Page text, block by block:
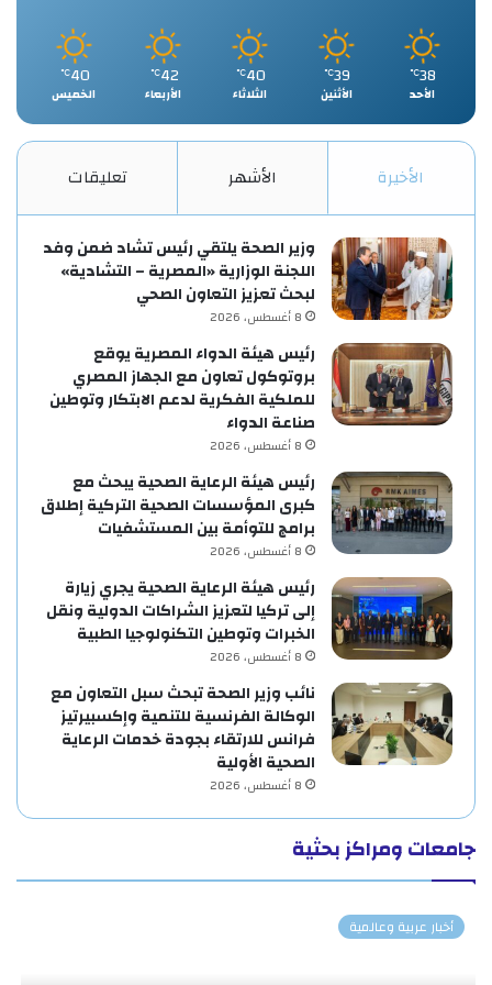
38
℃
الأحد
39
℃
الأثنين
40
℃
الثلاثاء
42
℃
الأربعاء
40
℃
الخميس
الأخيرة الأشهر تعليقات
وزير الصحة يلتقي رئيس تشاد ضمن وفد
اللجنة الوزارية «المصرية – التشادية»
لبحث تعزيز التعاون الصحي
8 أغسطس، 2026
رئيس هيئة الدواء المصرية يوقع
بروتوكول تعاون مع الجهاز المصري
للملكية الفكرية لدعم الابتكار وتوطين
صناعة الدواء
8 أغسطس، 2026
رئيس هيئة الرعاية الصحية يبحث مع
كبرى المؤسسات الصحية التركية إطلاق
برامج للتوأمة بين المستشفيات
8 أغسطس، 2026
رئيس هيئة الرعاية الصحية يجري زيارة
إلى تركيا لتعزيز الشراكات الدولية ونقل
الخبرات وتوطين التكنولوجيا الطبية
8 أغسطس، 2026
نائب وزير الصحة تبحث سبل التعاون مع
الوكالة الفرنسية للتنمية وإكسبيرتيز
فرانس للارتقاء بجودة خدمات الرعاية
الصحية الأولية
8 أغسطس، 2026
جامعات ومراكز بحثية
أخبار عربية وعالمية